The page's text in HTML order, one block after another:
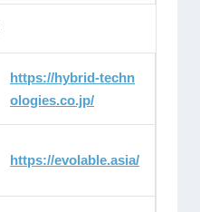
https://hybrid-techn
ologies.co.jp/
https://evolable.asia/